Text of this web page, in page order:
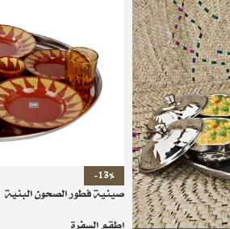
-13%
صينية فطور الصحون البنية
اطقم السفرة